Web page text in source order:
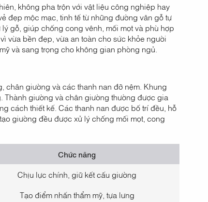
không pha trộn với vật liệu công nghiệp hay
đẹp mộc mạc, tinh tế từ những đường vân gỗ tự
gỗ, giúp chống cong vênh, mối mọt và phù hợp
vừa bền đẹp, vừa an toàn cho sức khỏe người
và sang trọng cho không gian phòng ngủ.
chân giường và các thanh nan đỡ nệm. Khung
giường và chân giường thường được gia
cách thiết kế. Các thanh nan được bố trí đều, hỗ
giường đều được xử lý chống mối mọt, cong
Chức năng
Chịu lực chính, giữ kết cấu giường
Tạo điểm nhấn thẩm mỹ, tựa lưng